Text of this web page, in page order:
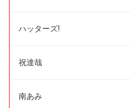
ハッターズ!
祝達哉
南あみ